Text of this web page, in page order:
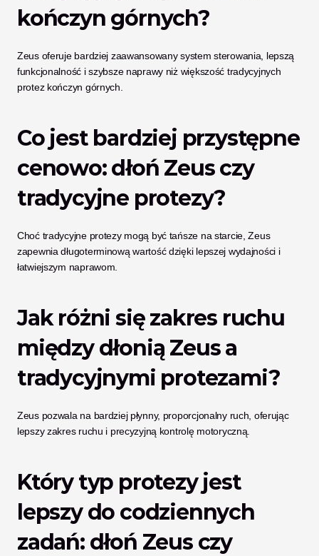
kończyn górnych?
Zeus oferuje bardziej zaawansowany system sterowania, lepszą
funkcjonalność i szybsze naprawy niż większość tradycyjnych
protez kończyn górnych.
Co jest bardziej przystępne
cenowo: dłoń Zeus czy
tradycyjne protezy?
Choć tradycyjne protezy mogą być tańsze na starcie, Zeus
zapewnia długoterminową wartość dzięki lepszej wydajności i
łatwiejszym naprawom.
Jak różni się zakres ruchu
między dłonią Zeus a
tradycyjnymi protezami?
Zeus pozwala na bardziej płynny, proporcjonalny ruch, oferując
lepszy zakres ruchu i precyzyjną kontrolę motoryczną.
Który typ protezy jest
lepszy do codziennych
zadań: dłoń Zeus czy